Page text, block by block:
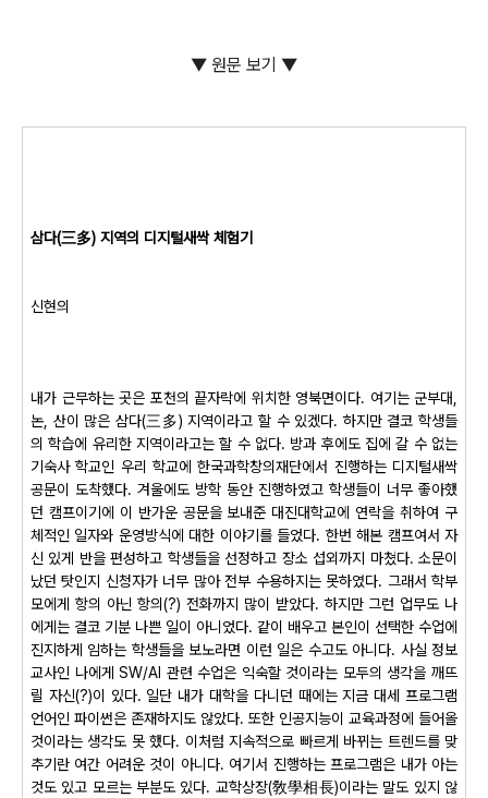
▼ 원문 보기 ▼
삼다(三多) 지역의 디지털새싹 체험기
신현의
내가 근무하는 곳은 포천의 끝자락에 위치한 영북면이다. 여기는 군부대,
논, 산이 많은 삼다(三多) 지역이라고 할 수 있겠다. 하지만 결코 학생들
의 학습에 유리한 지역이라고는 할 수 없다. 방과 후에도 집에 갈 수 없는
기숙사 학교인 우리 학교에 한국과학창의재단에서 진행하는 디지털새싹
공문이 도착했다. 겨울에도 방학 동안 진행하였고 학생들이 너무 좋아했
던 캠프이기에 이 반가운 공문을 보내준 대진대학교에 연락을 취하여 구
체적인 일자와 운영방식에 대한 이야기를 들었다. 한번 해본 캠프여서 자
신 있게 반을 편성하고 학생들을 선정하고 장소 섭외까지 마쳤다. 소문이
났던 탓인지 신청자가 너무 많아 전부 수용하지는 못하였다. 그래서 학부
모에게 항의 아닌 항의(?) 전화까지 많이 받았다. 하지만 그런 업무도 나
에게는 결코 기분 나쁜 일이 아니었다. 같이 배우고 본인이 선택한 수업에
진지하게 임하는 학생들을 보노라면 이런 일은 수고도 아니다. 사실 정보
교사인 나에게 SW/AI 관련 수업은 익숙할 것이라는 모두의 생각을 깨뜨
릴 자신(?)이 있다. 일단 내가 대학을 다니던 때에는 지금 대세 프로그램
언어인 파이썬은 존재하지도 않았다. 또한 인공지능이 교육과정에 들어올
것이라는 생각도 못 했다. 이처럼 지속적으로 빠르게 바뀌는 트렌드를 맞
추기란 여간 어려운 것이 아니다. 여기서 진행하는 프로그램은 내가 아는
것도 있고 모르는 부분도 있다. 교학상장(敎學相長)이라는 말도 있지 않